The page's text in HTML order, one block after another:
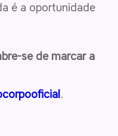
é a oportunidade
se de marcar a
.